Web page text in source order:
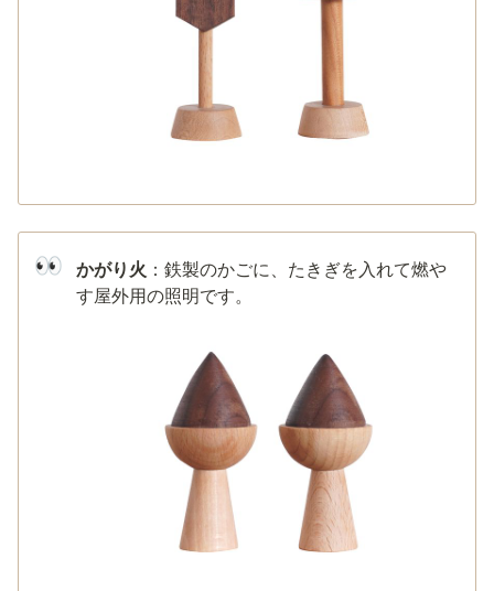
👀 かがり火 ：鉄製のかごに、たきぎを入れて燃や
す屋外用の照明です。